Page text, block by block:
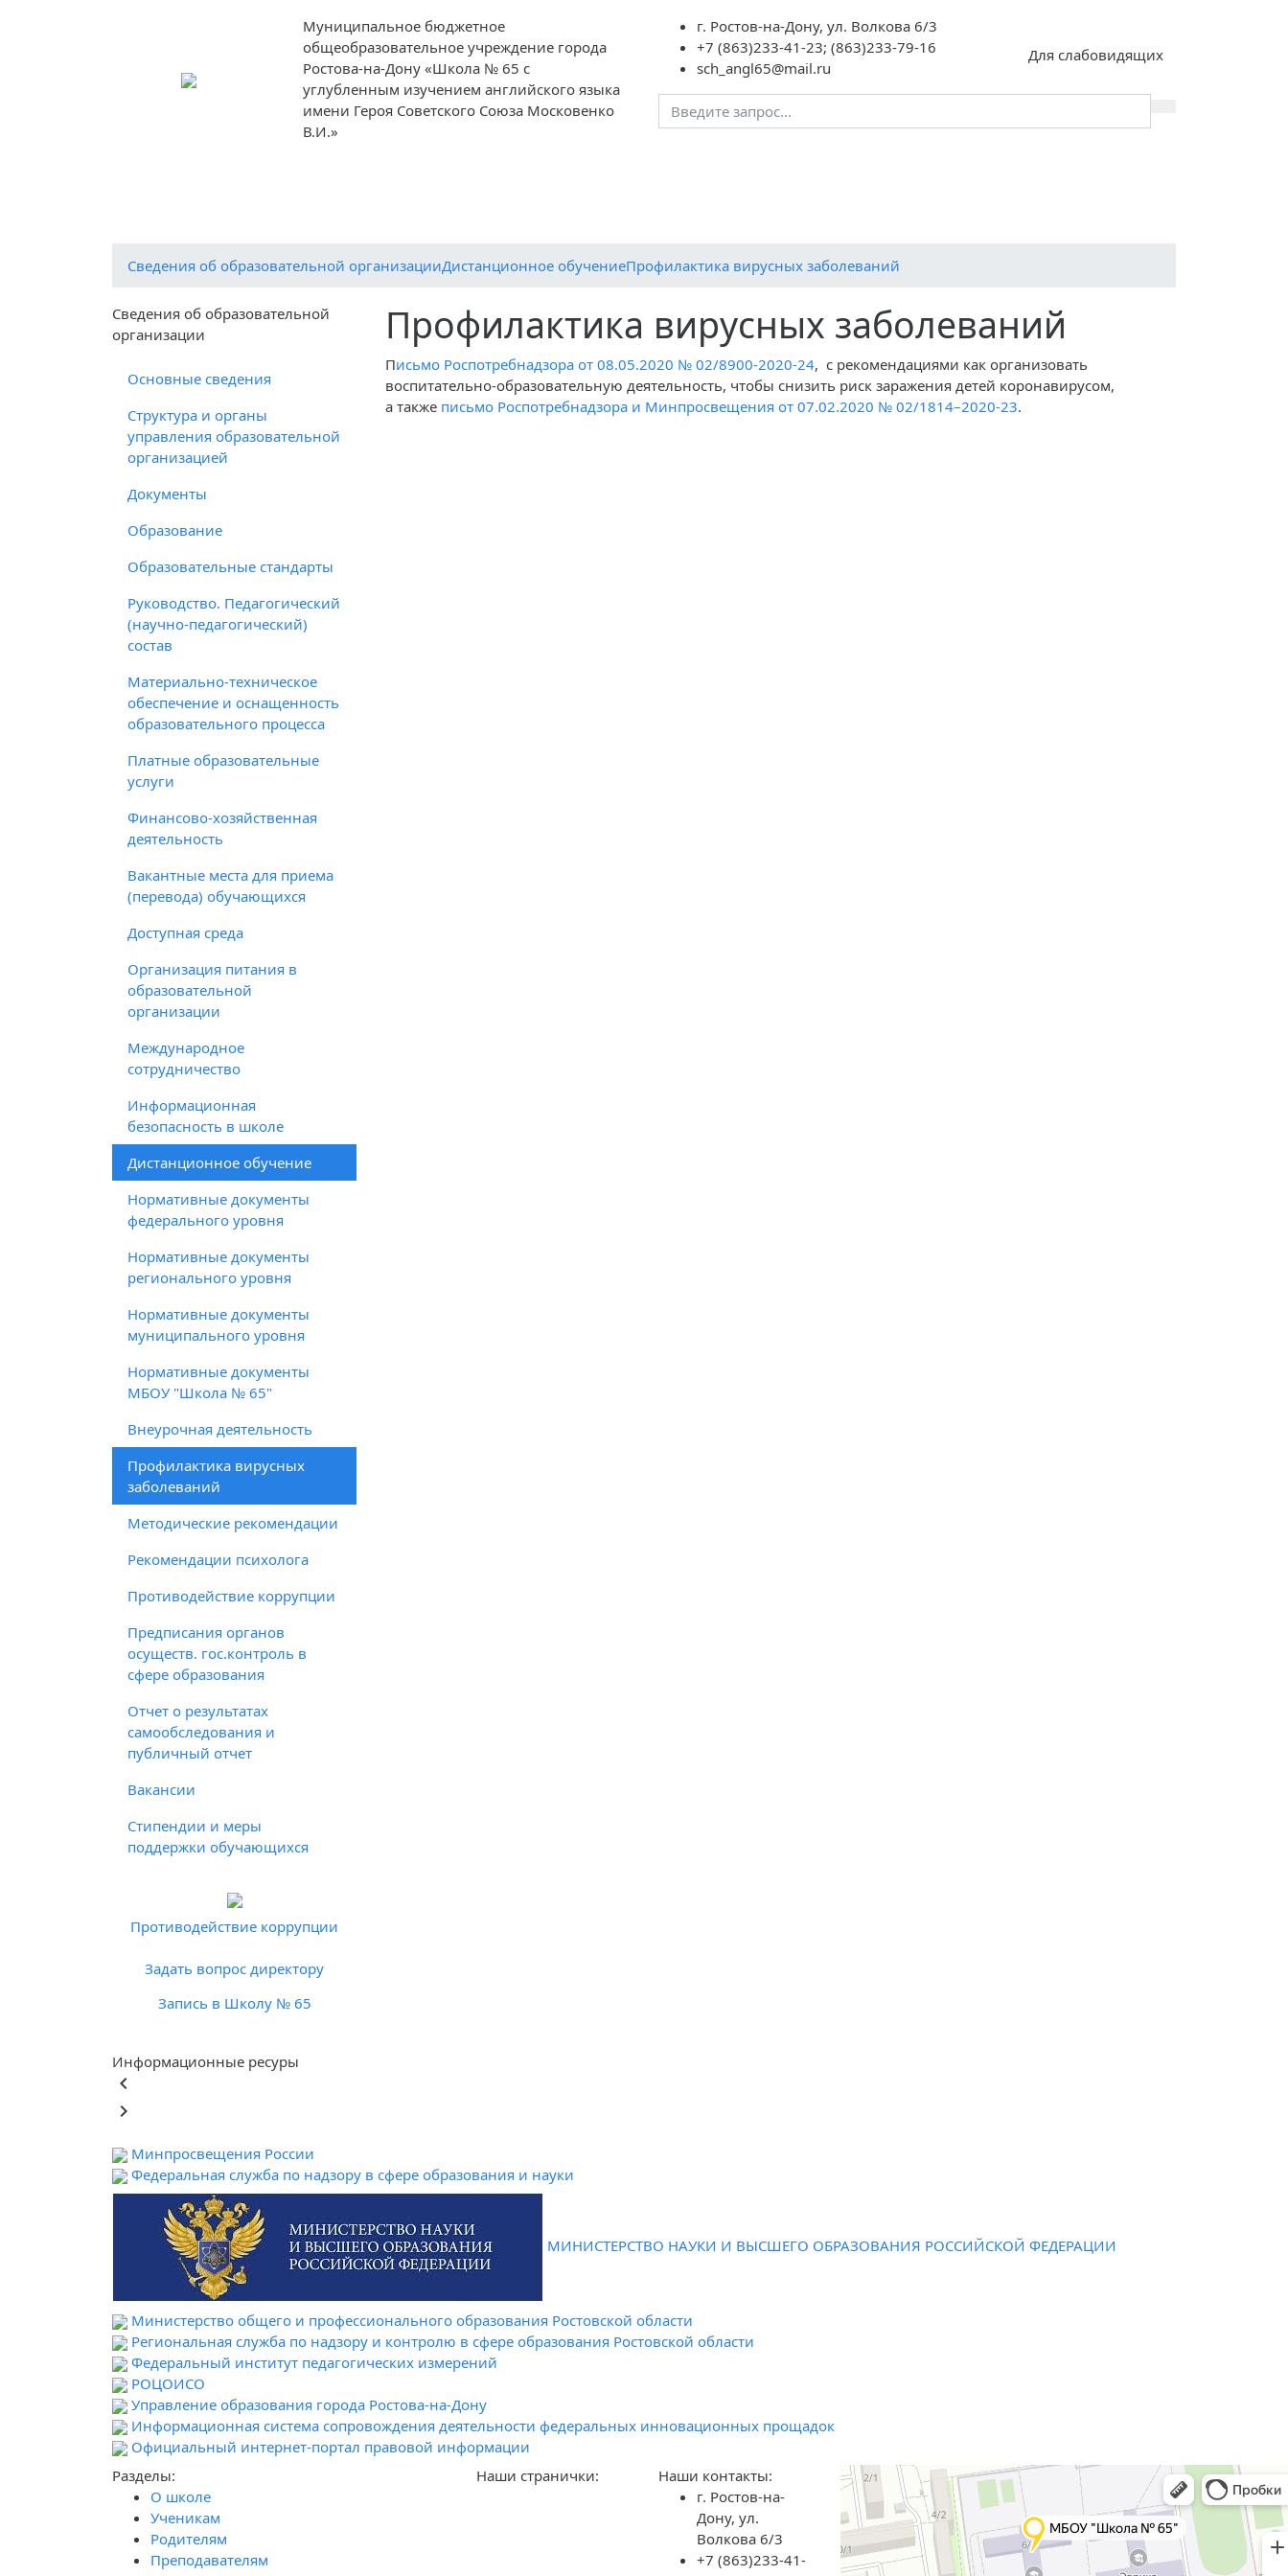
Муниципальное бюджетное
общеобразовательное учреждение города
Ростова-на-Дону «Школа № 65 с
углубленным изучением английского языка
имени Героя Советского Союза Московенко
В.И.»
г. Ростов-на-Дону, ул. Волкова 6/3
+7 (863)233-41-23; (863)233-79-16
sch_angl65@mail.ru
Для слабовидящих
Cведения об образовательной организацииДистанционное обучениеПрофилактика вирусных заболеваний
Cведения об образовательной
организации
Основные сведения
Структура и органы
управления образовательной
организацией
Документы
Образование
Образовательные стандарты
Руководство. Педагогический
(научно-педагогический)
состав
Материально-техническое
обеспечение и оснащенность
образовательного процесса
Платные образовательные
услуги
Финансово-хозяйственная
деятельность
Вакантные места для приема
(перевода) обучающихся
Доступная среда
Организация питания в
образовательной
организации
Международное
сотрудничество
Информационная
безопасность в школе
Дистанционное обучение
Нормативные документы
федерального уровня
Нормативные документы
регионального уровня
Нормативные документы
муниципального уровня
Нормативные документы
МБОУ "Школа № 65"
Внеурочная деятельность
Профилактика вирусных
заболеваний
Методические рекомендации
Рекомендации психолога
Противодействие коррупции
Предписания органов
осуществ. гос.контроль в
сфере образования
Отчет о результатах
самообследования и
публичный отчет
Вакансии
Стипендии и меры
поддержки обучающихся
Противодействие коррупции
Задать вопрос директору
Запись в Школу № 65
Профилактика вирусных заболеваний
Письмо Роспотребнадзора от 08.05.2020 № 02/8900-2020-24, с рекомендациями как организовать
воспитательно-образовательную деятельность, чтобы снизить риск заражения детей коронавирусом,
а также письмо Роспотребнадзора и Минпросвещения от 07.02.2020 № 02/1814–2020-23.
Информационные ресуры
keyboard_arrow_left
keyboard_arrow_right
Минпросвещения России
Федеральная служба по надзору в сфере образования и науки
МИНИСТЕРСТВО НАУКИ И ВЫСШЕГО ОБРАЗОВАНИЯ РОССИЙСКОЙ ФЕДЕРАЦИИ
Министерство общего и профессионального образования Ростовской области
Региональная служба по надзору и контролю в сфере образования Ростовской области
Федеральный институт педагогических измерений
РОЦОИСО
Управление образования города Ростова-на-Дону
Информационная система сопровождения деятельности федеральных инновационных прощадок
Официальный интернет-портал правовой информации
Разделы:
О школе
Ученикам
Родителям
Преподавателям
Наши странички:
Наши контакты:
г. Ростов-на-
Дону, ул.
Волкова 6/3
+7 (863)233-41-